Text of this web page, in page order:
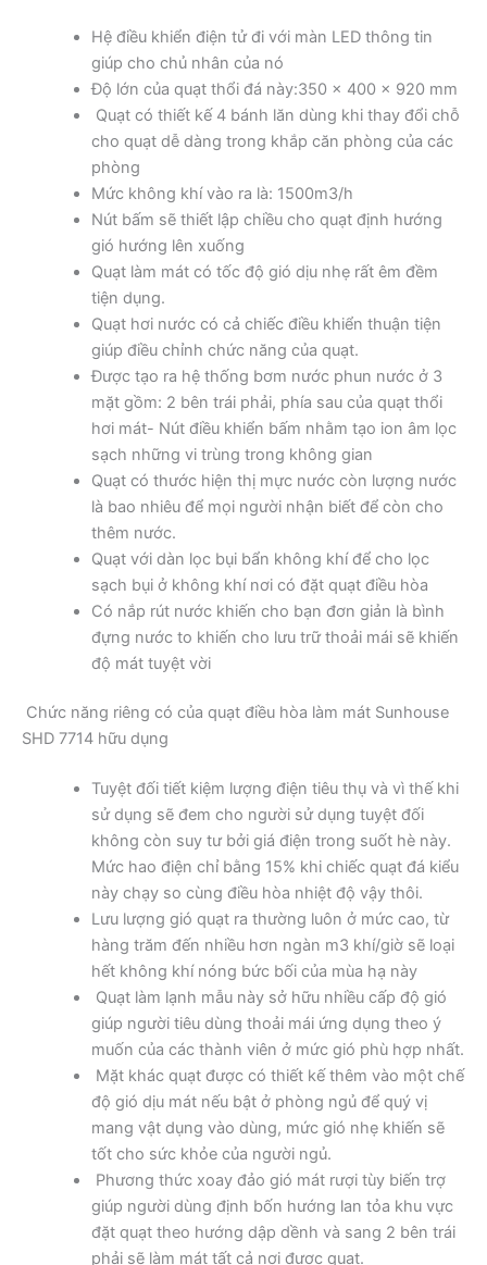
Hệ điều khiển điện tử đi với màn LED thông tin
giúp cho chủ nhân của nó
Độ lớn của quạt thổi đá này:350 x 400 x 920 mm
Quạt có thiết kế 4 bánh lăn dùng khi thay đổi chỗ
cho quạt dễ dàng trong khắp căn phòng của các
phòng
Mức không khí vào ra là: 1500m3/h
Nút bấm sẽ thiết lập chiều cho quạt định hướng
gió hướng lên xuống
Quạt làm mát có tốc độ gió dịu nhẹ rất êm đềm
tiện dụng.
Quạt hơi nước có cả chiếc điều khiển thuận tiện
giúp điều chỉnh chức năng của quạt.
Được tạo ra hệ thống bơm nước phun nước ở 3
mặt gồm: 2 bên trái phải, phía sau của quạt thổi
hơi mát- Nút điều khiển bấm nhằm tạo ion âm lọc
sạch những vi trùng trong không gian
Quạt có thước hiện thị mực nước còn lượng nước
là bao nhiêu để mọi người nhận biết để còn cho
thêm nước.
Quạt với dàn lọc bụi bẩn không khí để cho lọc
sạch bụi ở không khí nơi có đặt quạt điều hòa
Có nắp rút nước khiến cho bạn đơn giản là bình
đựng nước to khiến cho lưu trữ thoải mái sẽ khiến
độ mát tuyệt vời
Chức năng riêng có của quạt điều hòa làm mát Sunhouse
SHD 7714 hữu dụng
Tuyệt đối tiết kiệm lượng điện tiêu thụ và vì thế khi
sử dụng sẽ đem cho người sử dụng tuyệt đối
không còn suy tư bởi giá điện trong suốt hè này.
Mức hao điện chỉ bằng 15% khi chiếc quạt đá kiểu
này chạy so cùng điều hòa nhiệt độ vậy thôi.
Lưu lượng gió quạt ra thường luôn ở mức cao, từ
hàng trăm đến nhiều hơn ngàn m3 khí/giờ sẽ loại
hết không khí nóng bức bối của mùa hạ này
Quạt làm lạnh mẫu này sở hữu nhiều cấp độ gió
giúp người tiêu dùng thoải mái ứng dụng theo ý
muốn của các thành viên ở mức gió phù hợp nhất.
Mặt khác quạt được có thiết kế thêm vào một chế
độ gió dịu mát nếu bật ở phòng ngủ để quý vị
mang vật dụng vào dùng, mức gió nhẹ khiến sẽ
tốt cho sức khỏe của người ngủ.
Phương thức xoay đảo gió mát rượi tùy biến trợ
giúp người dùng định bốn hướng lan tỏa khu vực
đặt quạt theo hướng dập dềnh và sang 2 bên trái
phải sẽ làm mát tất cả nơi được quạt.